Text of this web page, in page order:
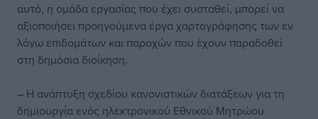
αυτό, η ομάδα εργασίας που έχει συσταθεί, μπορεί να
αξιοποιήσει προηγούμενα έργα χαρτογράφησης των εν
λόγω επιδομάτων και παροχών που έχουν παραδοθεί
στη δημόσια διοίκηση.
– Η ανάπτυξη σχεδίου κανονιστικών διατάξεων για τη
δημιουργία ενός ηλεκτρονικού Εθνικού Μητρώου